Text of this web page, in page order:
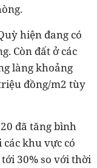
hiện đang có
Còn đất ở các
làng khoảng
đồng/m2 tùy
đã tăng bình
khu vực có
30% so với thời